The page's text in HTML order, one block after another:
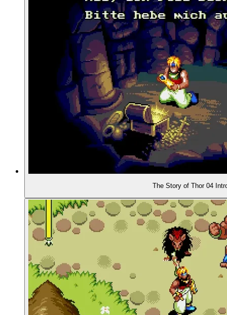
- Inventare und Menüs
- Das Kampfsystem
- Viele Gegner auf einmal
00:35:22 - Von Dungeon zu Dungeon
- Erzählung in Texttafeln
- Typische Aufgaben
00:39:08 - Bosskämpfe: Felsschlange ...
00:39:43 - ... und Feuerdrache
00:41:09 - Ungewöhnliches Waffensystem
00:44:19 - Andere Gegenstände
The Story of Thor 04